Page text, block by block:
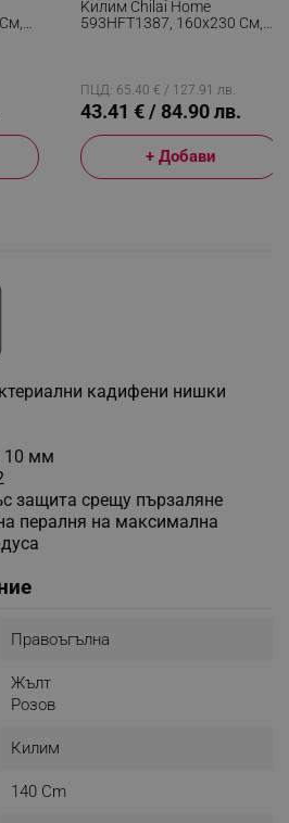
Kилим Chilai Home
593HFT1387, 160x230 См,
ПЦД: 65.40 € / 127.91 лв.
43.41 € / 84.90 лв.
+ Добави
кадифени нишки
10 мм
защита срещу пързаляне
пералня на максимална
Правоъгълна
Жълт
Розов
Килим
140 Cm